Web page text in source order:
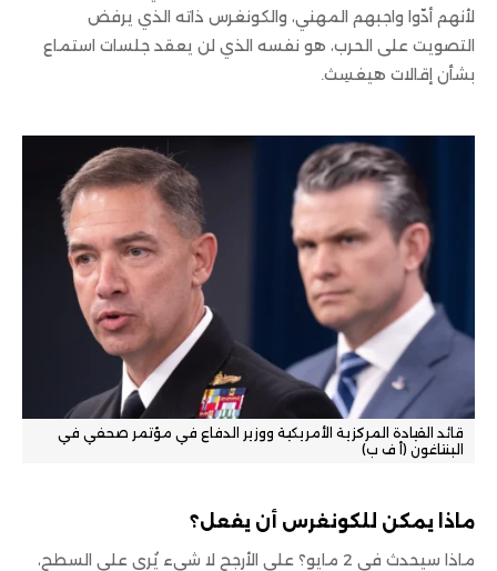
لأنهم أدّوا واجبهم المهني، والكونغرس ذاته الذي يرفض
التصويت على الحرب، هو نفسه الذي لن يعقد جلسات استماع
بشأن إقالات هيغسِث.
قائد القيادة المركزية الأمريكية ووزير الدفاع في مؤتمر صحفي في
البنتاغون (أ ف ب)
ماذا يمكن للكونغرس أن يفعل؟
ماذا سيحدث في 2 مايو؟ على الأرجح لا شيء يُرى على السطح،